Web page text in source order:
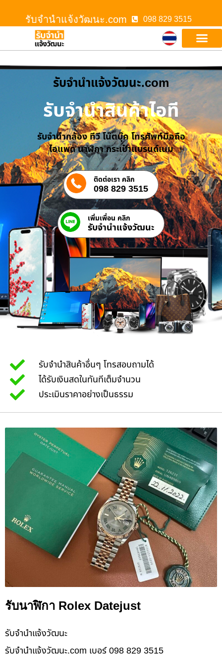
รับจํานําแจ้งวัฒนะ.com 098 829 3515
รับจํานําแจ้งวัฒนะ.com
รับจำนำสินค้าไอที
รับจำนำกล้อง ทีวี โน๊ตบุ๊ค โทรศัพท์มือถือ
ไอแพด นาฬิกา กระเป๋าแบรนด์เนม
ติดต่อเรา คลิก
098 829 3515
เพิ่มเพื่อน คลิก
รับจํานําแจ้งวัฒนะ
รับจำนำสินค้าอื่นๆ โทรสอบถามได้
ได้รับเงินสดในทันทีเต็มจำนวน
ประเมินราคาอย่างเป็นธรรม
รับนาฬิกา Rolex Datejust
รับจํานําแจ้งวัฒนะ
รับจํานําแจ้งวัฒนะ.com เบอร์ 098 829 3515